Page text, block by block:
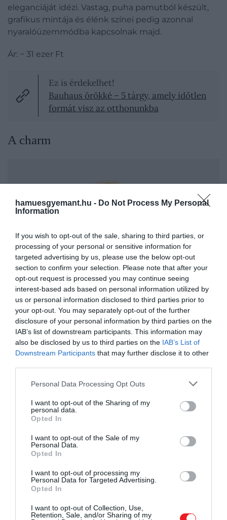
hamuesgyemant.hu - Do Not Process My Personal
Information
If you wish to opt-out of the sale, sharing to third parties, or
processing of your personal or sensitive information for
targeted advertising by us, please use the below opt-out
section to confirm your selection. Please note that after your
opt-out request is processed you may continue seeing
interest-based ads based on personal information utilized by
us or personal information disclosed to third parties prior to
your opt-out. You may separately opt-out of the further
disclosure of your personal information by third parties on the
IAB’s list of downstream participants. This information may
also be disclosed by us to third parties on the IAB’s List of
Downstream Participants that may further disclose it to other
Please note that this website/app uses one or more Google
not limited to your visit or usage behaviour. You may click to
grant or deny consent to Google and its third-party tags to
use your data for below specified purposes in below Google
consent section.
Personal Data Processing Opt Outs
I want to opt-out of the Sharing of my
personal data.
Opted In
I want to opt-out of the Sale of my
Personal Data.
Opted In
I want to opt-out of processing my
Personal Data for Targeted Advertising.
Opted In
I want to opt-out of Collection, Use,
Retention, Sale, and/or Sharing of my
eleganciáját idézi. Vastag, puha pamutból készült,
grafikus mintája és élénk színei pedig azonnal
nyaralóüzemmódba kapcsolnak majd.
Ár: ~ 31 ezer Ft
Ez is érdekelhet!
Bauhaus örökké – 5 tárgy, amely időtlen
formát visz az otthonunkba
A charm
Celine
Celine Arc
de Triomphe charmja
készült medál a francia
főváros Diadalívének motívumát idézi, amely hosszú
nyakláncon is viselhető.